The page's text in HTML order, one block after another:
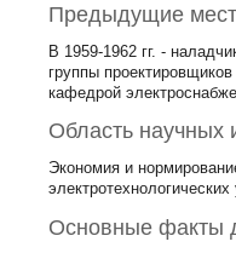
Предыдущие
В 1959-1962 гг. -
группы
кафедрой
Область научных
Экономия и
Основные факты